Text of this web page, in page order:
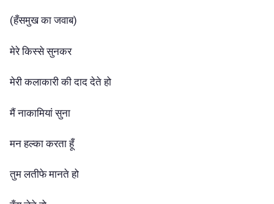
(हँसमुख का जवाब)
मेरे किस्से सुनकर
मेरी कलाकारी की दाद देते हो
मैं नाकामियां सुना
मन हल्का करता हूँ
तुम लतीफे मानते हो